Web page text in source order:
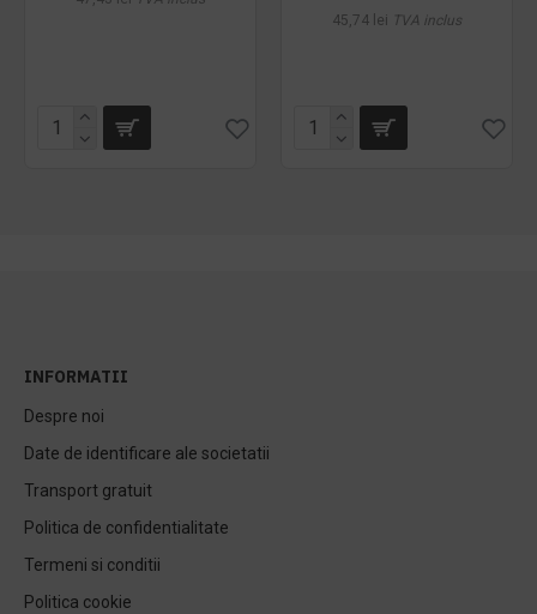
45,74 lei TVA inclus
INFORMATII
Despre noi
Date de identificare ale societatii
Transport gratuit
Politica de confidentialitate
Termeni si conditii
Politica cookie